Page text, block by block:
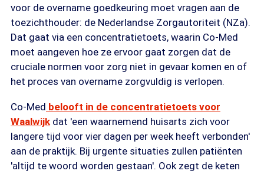
voor de overname goedkeuring moet vragen aan de
toezichthouder: de Nederlandse Zorgautoriteit (NZa).
Dat gaat via een concentratietoets, waarin Co-Med
moet aangeven hoe ze ervoor gaat zorgen dat de
cruciale normen voor zorg niet in gevaar komen en of
het proces van overname zorgvuldig is verlopen.
Co-Med belooft in de concentratietoets voor
Waalwijk dat 'een waarnemend huisarts zich voor
langere tijd voor vier dagen per week heeft verbonden'
aan de praktijk. Bij urgente situaties zullen patiënten
'altijd te woord worden gestaan'. Ook zegt de keten